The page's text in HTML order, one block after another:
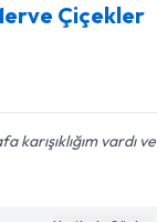
Çiçekler
vardı ve